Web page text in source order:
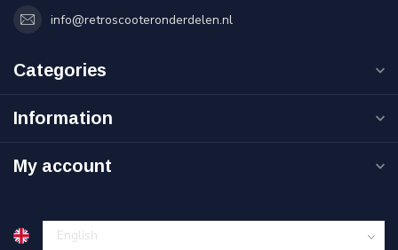
info@retroscooteronderdelen.nl
Categories
Information
My account